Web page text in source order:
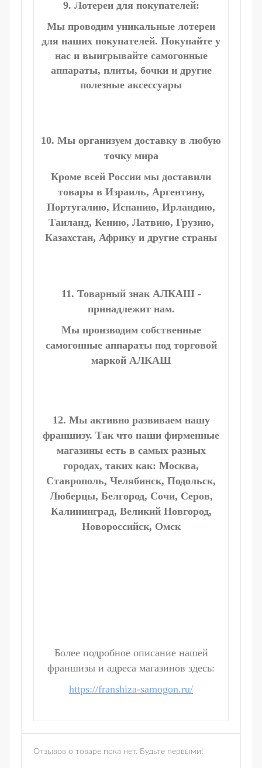
9. Лотереи для покупателей:
Мы проводим уникальные лотереи
для наших покупателей. Покупайте у
нас и выигрывайте самогонные
аппараты, плиты, бочки и другие
полезные аксессуары
10. Мы организуем доставку в любую
точку мира
Кроме всей России мы доставили
товары в Израиль, Аргентину,
Португалию, Испанию, Ирландию,
Таиланд, Кению, Латвию, Грузию,
Казахстан, Африку и другие страны
11. Товарный знак АЛКАШ -
принадлежит нам.
Мы производим собственные
самогонные аппараты под торговой
маркой АЛКАШ
12. Мы активно развиваем нашу
франшизу. Так что наши фирменные
магазины есть в самых разных
городах, таких как: Москва,
Ставрополь, Челябинск, Подольск,
Люберцы, Белгород, Сочи, Серов,
Калининград, Великий Новгород,
Новороссийск, Омск
Более подробное описание нашей
франшизы и адреса магазинов здесь:
https://franshiza-samogon.ru/
Отзывов о товаре пока нет. Будьте первыми!